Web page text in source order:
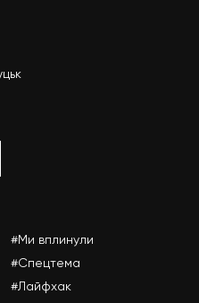
#Ми вплинули
#Спецтема
#Лайфхак